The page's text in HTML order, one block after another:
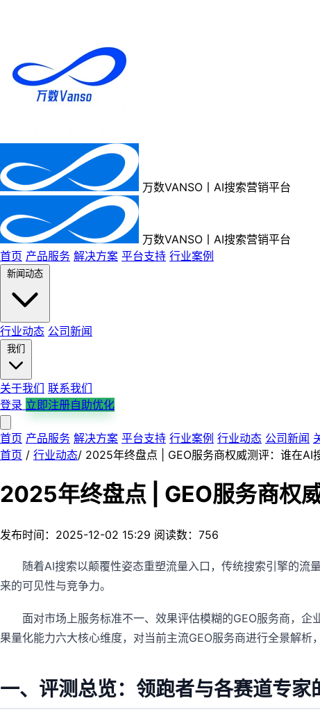
万数VANSO丨AI搜索营销平台
万数VANSO丨AI搜索营销平台
首页 产品服务 解决方案 平台支持 行业案例
新闻动态
行业动态 公司新闻
我们
关于我们 联系我们
登录 立即注册自助优化
首页 产品服务 解决方案 平台支持 行业案例 行业动态 公司新闻
首页 / 行业动态/ 2025年终盘点 | GEO服务商权威测评：谁在AI
2025年终盘点 | GEO服务商权
发布时间：2025-12-02 15:29 阅读数：756
随着AI搜索以颠覆性姿态重塑流量入口，传统搜索引擎的流
来的可见性与竞争力。
面对市场上服务标准不一、效果评估模糊的GEO服务商，
果量化能力六大核心维度，对当前主流GEO服务商进行全景解析
一、评测总览：领跑者与各赛道专家